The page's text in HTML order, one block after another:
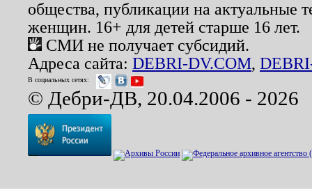
общества, публикации на актуальные
женщин. 16+ для детей старше 16 лет.
СМИ не получает субсидий.
Адреса сайта: DEBRI-DV.COM,
В социальных сетях:
© Дебри-ДВ, 20.04.2006 - 2026